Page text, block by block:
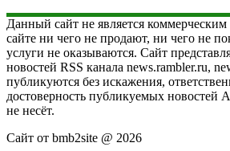
Данный сайт не является
сайте ни чего не продают, ни чего не
услуги не оказываются. Сайт
новостей RSS канала news.rambler.ru,
публикуются без искажения,
достоверность публикуемых новостей
не несёт.
Сайт от bmb2site @ 2026